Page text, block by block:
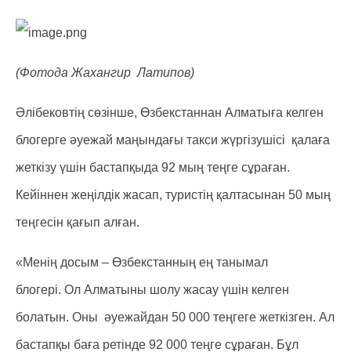
(Фотода Жахангир Латипов)
Әлібековтің сөзінше, Өзбекстаннан Алматыға келген
блогерге әуежай маңындағы такси жүргізушісі қалаға
жеткізу үшін бастапқыда 92 мың теңге сұраған.
Кейіннен жеңілдік жасап, туристің қалтасынан 50 мың
теңгесін қағып алған.
«Менің досым – Өзбекстанның ең танымал
блогері. Ол Алматыны шолу жасау үшін келген
болатын. Оны әуежайдан 50 000 теңгеге жеткізген. Ал
бастапқы баға ретінде 92 000 теңге сұраған. Бұл